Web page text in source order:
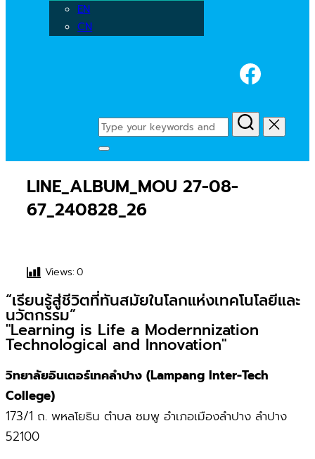
EN
CN
Search
for:
Toggle
&
navigation
LINE_ALBUM_MOU 27-08-
67_240828_26
Views:0
“เรียนรู้สู่ชีวิตที่ทันสมัยในโลกแห่งเทคโนโลยีและ
นวัตกรรม”
"Learning is Life a Modernnization
Technological and Innovation"
วิทยาลัยอินเตอร์เทคลำปาง (Lampang Inter-Tech
College)
173/1 ถ. พหลโยธิน ตำบล ชมพู อำเภอเมืองลำปาง ลำปาง
52100